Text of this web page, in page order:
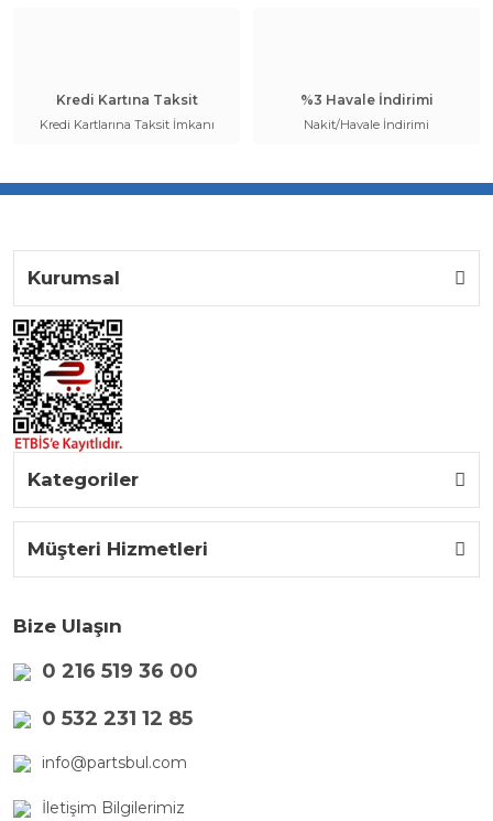
Kredi Kartına Taksit
Kredi Kartlarına Taksit İmkanı
%3 Havale İndirimi
Nakit/Havale İndirimi
Kurumsal
Kategoriler
Müşteri Hizmetleri
Bize Ulaşın
0 216 519 36 00
0 532 231 12 85
info@partsbul.com
İletişim Bilgilerimiz